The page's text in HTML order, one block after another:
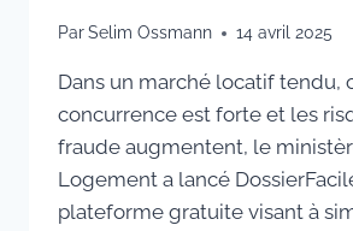
ParSelim Ossmann 14 avril 2025
Dans un marché locatif tendu,
concurrence est forte et les
fraude augmentent, le
Logement a lancé
plateforme gratuite visant à